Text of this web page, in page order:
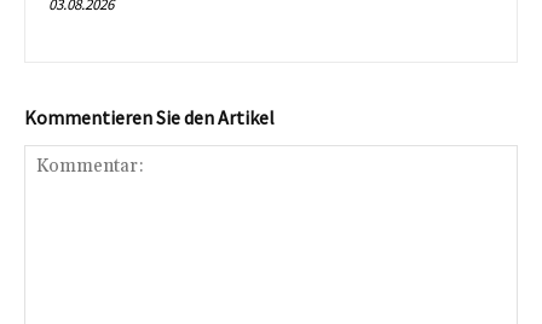
Kommentieren Sie den Artikel